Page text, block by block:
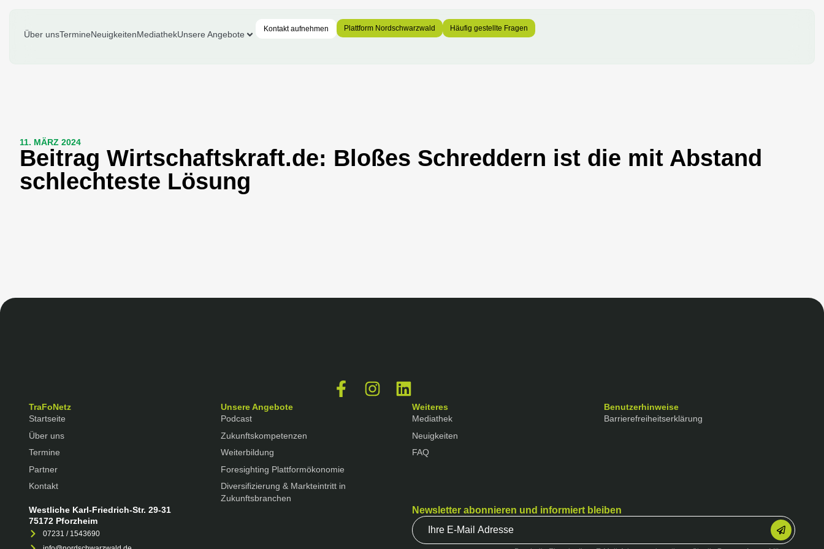
Über unsTermineNeuigkeitenMediathekUnsere Angebote
Kontakt aufnehmen Plattform Nordschwarzwald Häufig gestellte Fragen
11. MÄRZ 2024
Beitrag Wirtschaftskraft.de: Bloßes Schreddern ist die mit Abstand
schlechteste Lösung
TraFoNetz
Startseite
Über uns
Termine
Partner
Kontakt
Unsere Angebote
Podcast
Zukunftskompetenzen
Weiterbildung
Foresighting Plattformökonomie
Diversifizierung & Markteintritt in
Zukunftsbranchen
Weiteres
Mediathek
Neuigkeiten
FAQ
Benutzerhinweise
Barrierefreiheitserklärung
Westliche Karl-Friedrich-Str. 29-31
75172 Pforzheim
07231 / 1543690
Newsletter abonnieren und informiert bleiben